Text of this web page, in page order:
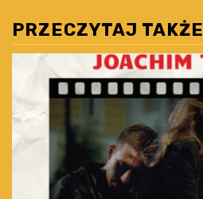
PRZECZYTAJ TAKŻE